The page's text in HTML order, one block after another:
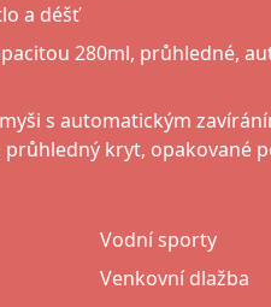
a déšť
280ml, průhledné,
s automatickým
kryt, opakované
Vodní sporty
Venkovní dlažba